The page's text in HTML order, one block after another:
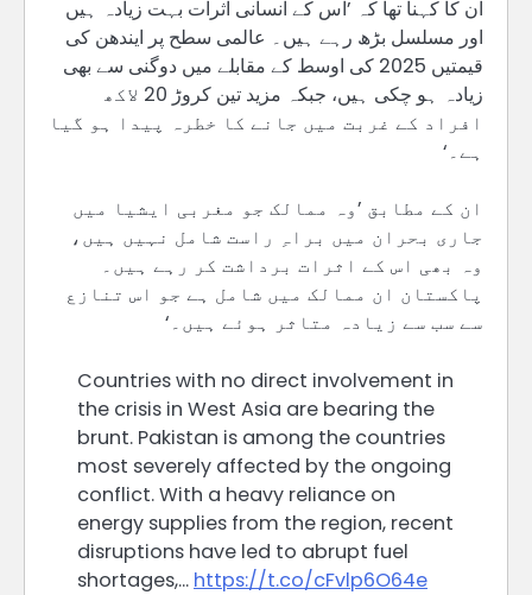
ان کا کہنا تھا کہ ’اس کے انسانی اثرات بہت زیادہ ہیں
اور مسلسل بڑھ رہے ہیں۔ عالمی سطح پر ایندھن کی
قیمتیں 2025 کی اوسط کے مقابلے میں دوگنی سے بھی
زیادہ ہو چکی ہیں، جبکہ مزید تین کروڑ 20 لاکھ
افراد کے غربت میں جانے کا خطرہ پیدا ہو گیا
ہے۔‘
ان کے مطابق ’وہ ممالک جو مغربی ایشیا میں
جاری بحران میں براہِ راست شامل نہیں ہیں،
وہ بھی اس کے اثرات برداشت کر رہے ہیں۔
پاکستان ان ممالک میں شامل ہے جو اس تنازع
سے سب سے زیادہ متاثر ہوئے ہیں۔‘
Countries with no direct involvement in
the crisis in West Asia are bearing the
brunt. Pakistan is among the countries
most severely affected by the ongoing
conflict. With a heavy reliance on
energy supplies from the region, recent
disruptions have led to abrupt fuel
shortages,… https://t.co/cFvlp6O64e